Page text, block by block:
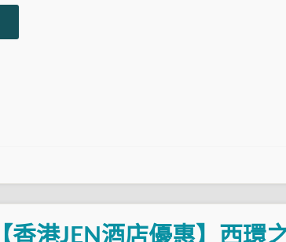
【香港JEN酒店優惠】西環